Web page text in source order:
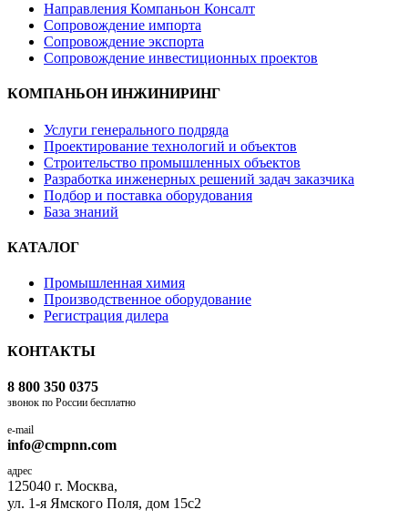
Направления Компаньон Консалт
Сопровождение импорта
Сопровождение экспорта
Сопровождение инвестиционных проектов
КОМПАНЬОН ИНЖИНИРИНГ
Услуги генерального подряда
Проектирование технологий и объектов
Строительство промышленных объектов
Разработка инженерных решений задач заказчика
Подбор и поставка оборудования
База знаний
КАТАЛОГ
Промышленная химия
Производственное оборудование
Регистрация дилера
КОНТАКТЫ
8 800 350 0375
звонок по России бесплатно
e-mail
info@cmpnn.com
адрес
125040 г. Москва,
ул. 1-я Ямского Поля, дом 15с2